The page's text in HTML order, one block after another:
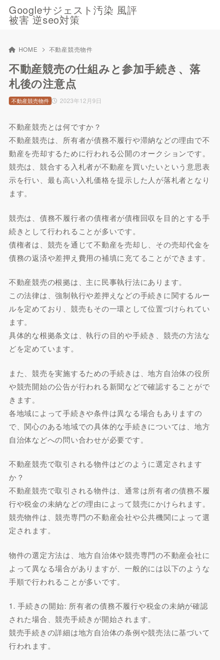
Googleサジェスト汚染 風評
被害 逆seo対策
HOME 不動産競売物件
不動産競売の仕組みと参加手続き、落
札後の注意点
2023年12月9日
不動産競売物件
不動産競売とは何ですか？
不動産競売は、所有者が債務不履行や滞納などの理由で不
動産を売却するために行われる公開のオークションです。
競売は、競合する入札者が不動産を買いたいという意思表
示を行い、最も高い入札価格を提示した人が落札者となり
ます。
競売は、債務不履行者の債権者が債権回収を目的とする手
続きとして行われることが多いです。
債権者は、競売を通じて不動産を売却し、その売却代金を
債務の返済や差押え費用の補填に充てることができます。
不動産競売の根拠は、主に民事執行法にあります。
この法律は、強制執行や差押えなどの手続きに関するルー
ルを定めており、競売もその一環として位置づけられてい
ます。
具体的な根拠条文は、執行の目的や手続き、競売の方法な
どを定めています。
また、競売を実施するための手続きは、地方自治体の役所
や競売開始の公告が行われる新聞などで確認することがで
きます。
各地域によって手続きや条件は異なる場合もありますの
で、関心のある地域での具体的な手続きについては、地方
自治体などへの問い合わせが必要です。
不動産競売で取引される物件はどのように選定されます
か？
不動産競売で取引される物件は、通常は所有者の債務不履
行や税金の未納などの理由によって競売にかけられます。
競売物件は、競売専門の不動産会社や公共機関によって選
定されます。
物件の選定方法は、地方自治体や競売専門の不動産会社に
よって異なる場合がありますが、一般的には以下のような
手順で行われることが多いです。
1. 手続きの開始: 所有者の債務不履行や税金の未納が確認
された場合、競売手続きが開始されます。
競売手続きの詳細は地方自治体の条例や競売法に基づいて
行われます。